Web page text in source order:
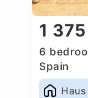
1
6
Spain
Haus